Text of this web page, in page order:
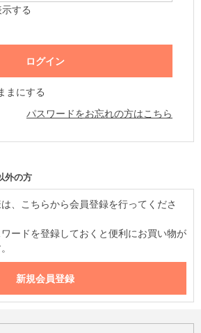
する
まにする
パスワードをお忘れの方はこちら
外の方
、こちらから会員登録を行ってくださ
ードを登録しておくと便利にお買い物が